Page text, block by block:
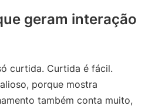
geram interação
curtida. Curtida é fácil.
porque mostra
também conta muito,